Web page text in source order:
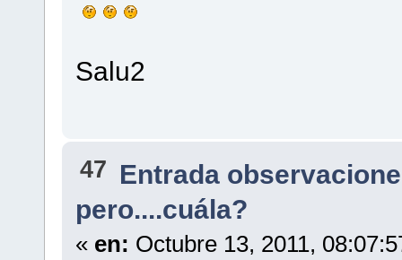
Salu2
47 Entrada
pero....cuála?
« en: Octubre 13, 2011,